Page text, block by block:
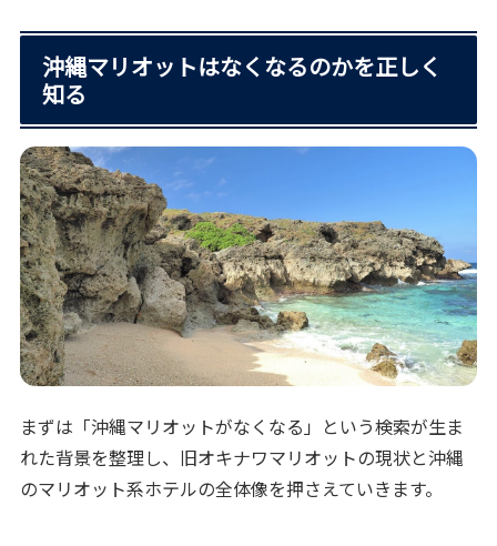
沖縄マリオットはなくなるのかを正しく
知る
まずは「沖縄マリオットがなくなる」という検索が生ま
れた背景を整理し、旧オキナワマリオットの現状と沖縄
のマリオット系ホテルの全体像を押さえていきます。